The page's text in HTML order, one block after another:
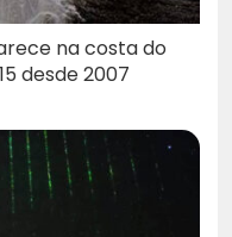
na costa do
desde 2007